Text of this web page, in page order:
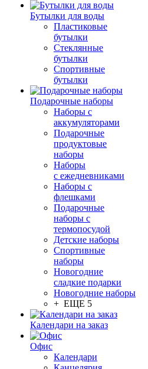
Бутылки для воды
Пластиковые
бутылки
Стеклянные
бутылки
Спортивные
бутылки
Подарочные наборы
Наборы с
аккумуляторами
Подарочные
продуктовые
наборы
Наборы
с ежедневниками
Наборы с
флешками
Подарочные
наборы с
термопосудой
Детские наборы
Спортивные
наборы
Новогодние
сладкие подарки
Новогодние наборы
+ ЕЩЕ 5
Календари на заказ
Офис
Календари